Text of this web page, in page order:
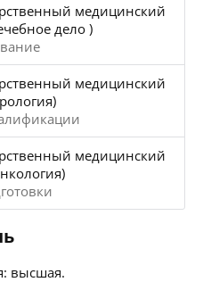
медицинский
дело )
медицинский
медицинский
высшая.